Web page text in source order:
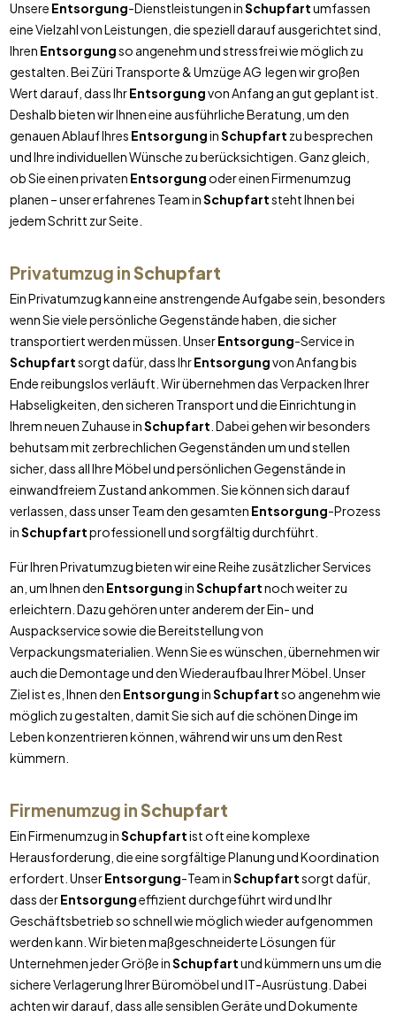
Unsere Entsorgung-Dienstleistungen inSchupfartumfassen
eine Vielzahl von Leistungen, die speziell darauf ausgerichtet sind,
Ihren Entsorgungso angenehm und stressfrei wie möglich zu
gestalten. Bei Züri Transporte & Umzüge AG legen wir großen
Wert darauf, dass IhrEntsorgungvon Anfang an gut geplant ist.
Deshalb bieten wir Ihnen eine ausführliche Beratung, um den
genauen Ablauf Ihres EntsorgunginSchupfart zu besprechen
und Ihre individuellen Wünsche zu berücksichtigen. Ganz gleich,
ob Sie einen privaten Entsorgungoder einen Firmenumzug
planen – unser erfahrenes Team inSchupfartsteht Ihnen bei
jedem Schritt zur Seite.
Privatumzug inSchupfart
Ein Privatumzug kann eine anstrengende Aufgabe sein, besonders
wenn Sie viele persönliche Gegenstände haben, die sicher
transportiert werden müssen. UnserEntsorgung-Service in
Schupfartsorgt dafür, dass IhrEntsorgungvon Anfang bis
Ende reibungslos verläuft. Wir übernehmen das Verpacken Ihrer
Habseligkeiten, den sicheren Transport und die Einrichtung in
Ihrem neuen Zuhause inSchupfart . Dabei gehen wir besonders
behutsam mit zerbrechlichen Gegenständen um und stellen
sicher, dass all Ihre Möbel und persönlichen Gegenstände in
einwandfreiem Zustand ankommen. Sie können sich darauf
verlassen, dass unser Team den gesamten Entsorgung-Prozess
inSchupfartprofessionell und sorgfältig durchführt.
Für Ihren Privatumzug bieten wir eine Reihe zusätzlicher Services
an, um Ihnen den EntsorgunginSchupfartnoch weiter zu
erleichtern. Dazu gehören unter anderem der Ein- und
Auspackservice sowie die Bereitstellung von
Verpackungsmaterialien. Wenn Sie es wünschen, übernehmen wir
auch die Demontage und den Wiederaufbau Ihrer Möbel. Unser
Ziel ist es, Ihnen den EntsorgunginSchupfartso angenehm wie
möglich zu gestalten, damit Sie sich auf die schönen Dinge im
Leben konzentrieren können, während wir uns um den Rest
kümmern.
Firmenumzug inSchupfart
Ein Firmenumzug inSchupfartist oft eine komplexe
Herausforderung, die eine sorgfältige Planung und Koordination
erfordert. UnserEntsorgung-Team inSchupfartsorgt dafür,
dass derEntsorgungeffizient durchgeführt wird und Ihr
Geschäftsbetrieb so schnell wie möglich wieder aufgenommen
werden kann. Wir bieten maßgeschneiderte Lösungen für
Unternehmen jeder Größe inSchupfartund kümmern uns um die
sichere Verlagerung Ihrer Büromöbel und IT-Ausrüstung. Dabei
achten wir darauf, dass alle sensiblen Geräte und Dokumente